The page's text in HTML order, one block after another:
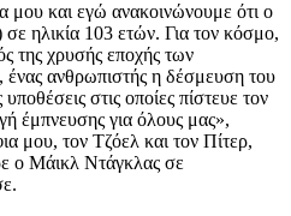
μου και εγώ ανακοινώνουμε ότι ο
ηλικία 103 ετών. Για τον κόσμο,
της χρυσής εποχής των
ένας ανθρωπιστής η δέσμευση του
στις οποίες πίστευε τον
έμπνευσης για όλους μας»,
μου, τον Τζόελ και τον Πίτερ,
ο Μάικλ Ντάγκλας σε